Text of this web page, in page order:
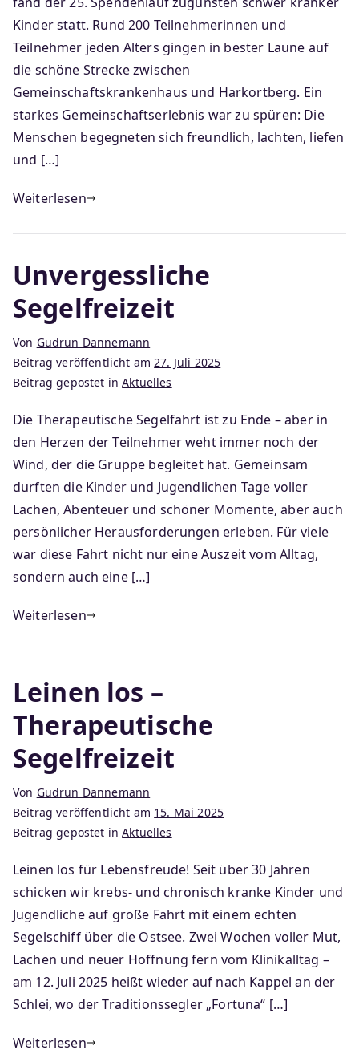
Kinder statt. Rund 200 Teilnehmerinnen und
Teilnehmer jeden Alters gingen in bester Laune auf
die schöne Strecke zwischen
Gemeinschaftskrankenhaus und Harkortberg. Ein
starkes Gemeinschaftserlebnis war zu spüren: Die
Menschen begegneten sich freundlich, lachten, liefen
und […]
Weiterlesen
Unvergessliche
Segelfreizeit
Von Gudrun Dannemann
Beitrag veröffentlicht am27. Juli 2025
Beitrag gepostet inAktuelles
Die Therapeutische Segelfahrt ist zu Ende – aber in
den Herzen der Teilnehmer weht immer noch der
Wind, der die Gruppe begleitet hat. Gemeinsam
durften die Kinder und Jugendlichen Tage voller
Lachen, Abenteuer und schöner Momente, aber auch
persönlicher Herausforderungen erleben. Für viele
war diese Fahrt nicht nur eine Auszeit vom Alltag,
sondern auch eine […]
Weiterlesen
Leinen los –
Therapeutische
Segelfreizeit
Von Gudrun Dannemann
Beitrag veröffentlicht am 15. Mai 2025
Beitrag gepostet inAktuelles
Leinen los für Lebensfreude! Seit über 30 Jahren
schicken wir krebs- und chronisch kranke Kinder und
Jugendliche auf große Fahrt mit einem echten
Segelschiff über die Ostsee. Zwei Wochen voller Mut,
Lachen und neuer Hoffnung fern vom Klinikalltag –
am 12. Juli 2025 heißt wieder auf nach Kappel an der
Schlei, wo der Traditionssegler „Fortuna“ […]
Weiterlesen